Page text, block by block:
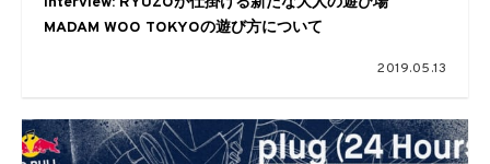
MADAM WOO TOKYOの遊び方について
2019.05.13